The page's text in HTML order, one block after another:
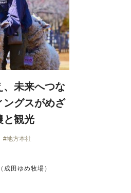
、未来へつな
ングスがめざ
と観光
地方本社
田ゆめ牧場）